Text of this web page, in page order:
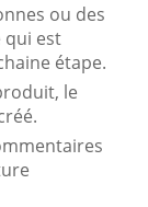
ou des
qui est
étape.
le